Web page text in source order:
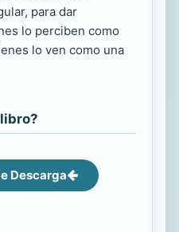
para dar
lo perciben como
lo ven como una
Descarga